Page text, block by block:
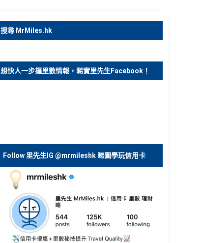
搜尋 MrMiles.hk
想快人一步攞里數情報，睇實里先生Facebook！
Follow 里先生IG @mrmileshk 睇圖學玩信用卡